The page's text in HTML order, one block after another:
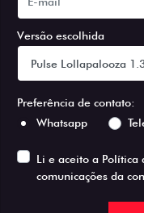
Versão escolhida
Preferência de contato:
Whatsapp
Li e aceito a Política
comunicações da